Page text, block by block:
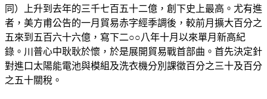
同）上升到去年的三千七百五十二億，創下史上最高。尤有進
者，美方甫公告的一月貿易赤字經季調後，較前月擴大百分之
五來到五百六十六億，寫下二○○八年十月以來單月新高紀
錄。川普心中耿耿於懷，於是展開貿易戰首部曲。首先決定針
對進口太陽能電池與模組及洗衣機分別課徵百分之三十及百分
之五十關稅。